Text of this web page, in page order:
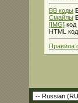
BB коды
Смайлы
[IMG] код
HTML код
Правила